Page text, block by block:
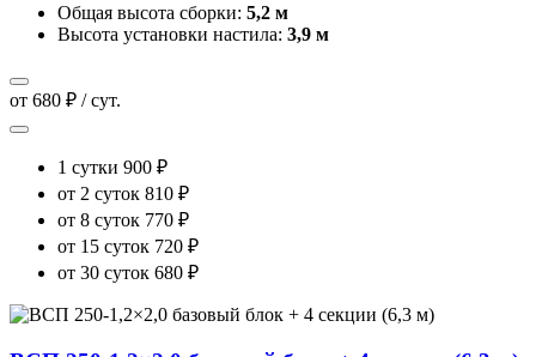
Общая высота сборки: 5,2 м
Высота установки настила: 3,9 м
от 680 ₽ / сут.
1 сутки 900 ₽
от 2 суток 810 ₽
от 8 суток 770 ₽
от 15 суток 720 ₽
от 30 суток 680 ₽